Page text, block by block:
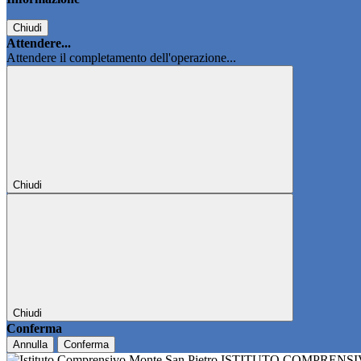
Chiudi
Attendere...
Attendere il completamento dell'operazione...
Chiudi
Chiudi
Conferma
Annulla Conferma